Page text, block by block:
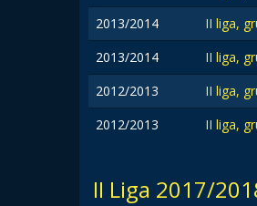
2013/2014
II liga,
2013/2014
II liga,
2012/2013
II liga,
2012/2013
II liga,
II Liga 2017/